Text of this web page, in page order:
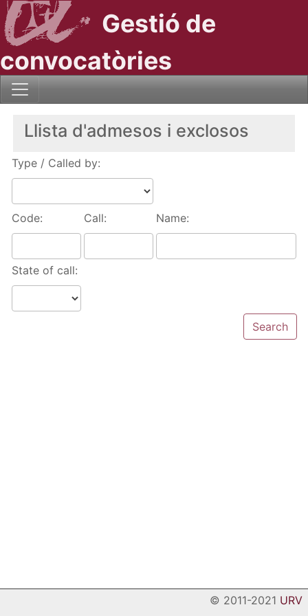
Gestió de
convocatòries
Llista d'admesos i exclosos
Type / Called by:
Code: Call: Name:
State of call:
© 2011-2021 URV